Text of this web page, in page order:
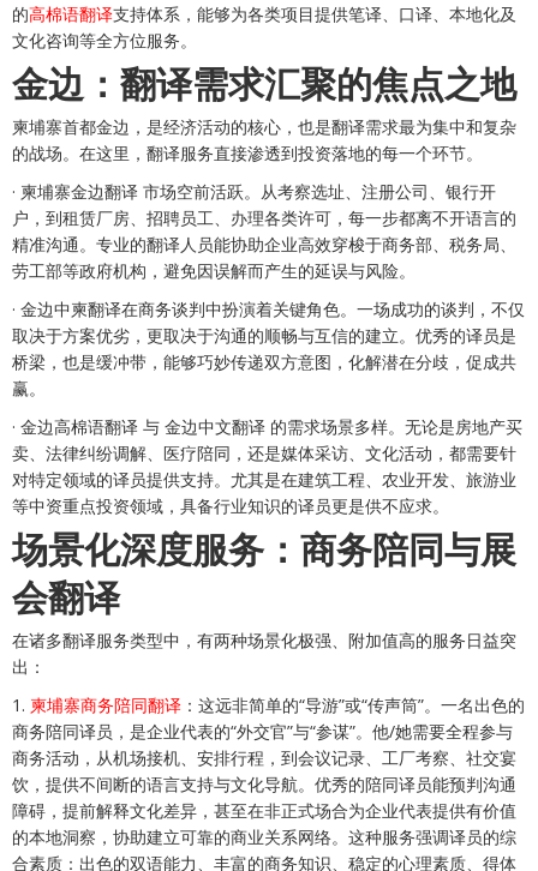
的高棉语翻译支持体系，能够为各类项目提供笔译、口译、本地化及
文化咨询等全方位服务。
金边：翻译需求汇聚的焦点之地
柬埔寨首都金边，是经济活动的核心，也是翻译需求最为集中和复杂
的战场。在这里，翻译服务直接渗透到投资落地的每一个环节。
· 柬埔寨金边翻译 市场空前活跃。从考察选址、注册公司、银行开
户，到租赁厂房、招聘员工、办理各类许可，每一步都离不开语言的
精准沟通。专业的翻译人员能协助企业高效穿梭于商务部、税务局、
劳工部等政府机构，避免因误解而产生的延误与风险。
· 金边中柬翻译在商务谈判中扮演着关键角色。一场成功的谈判，不仅
取决于方案优劣，更取决于沟通的顺畅与互信的建立。优秀的译员是
桥梁，也是缓冲带，能够巧妙传递双方意图，化解潜在分歧，促成共
赢。
· 金边高棉语翻译 与 金边中文翻译 的需求场景多样。无论是房地产买
卖、法律纠纷调解、医疗陪同，还是媒体采访、文化活动，都需要针
对特定领域的译员提供支持。尤其是在建筑工程、农业开发、旅游业
等中资重点投资领域，具备行业知识的译员更是供不应求。
场景化深度服务：商务陪同与展
会翻译
在诸多翻译服务类型中，有两种场景化极强、附加值高的服务日益突
出：
1. 柬埔寨商务陪同翻译 ：这远非简单的“导游”或“传声筒”。一名出色的
商务陪同译员，是企业代表的“外交官”与“参谋”。他/她需要全程参与
商务活动，从机场接机、安排行程，到会议记录、工厂考察、社交宴
饮，提供不间断的语言支持与文化导航。优秀的陪同译员能预判沟通
障碍，提前解释文化差异，甚至在非正式场合为企业代表提供有价值
的本地洞察，协助建立可靠的商业关系网络。这种服务强调译员的综
合素质：出色的双语能力、丰富的商务知识、稳定的心理素质、得体